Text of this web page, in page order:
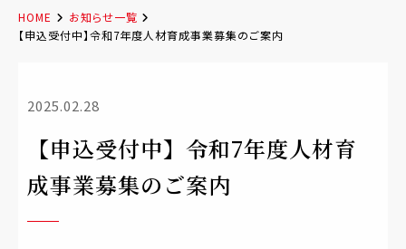
HOME
お知らせ一覧
【申込受付中】令和7年度人材育成事業募集のご案内
2025.02.28
【申込受付中】令和7年度人材育
成事業募集のご案内